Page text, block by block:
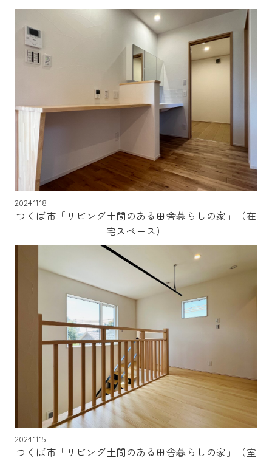
2024.11.18
つくば市「リビング土間のある田舎暮らしの家」（在
宅スペース）
2024.11.15
つくば市「リビング土間のある田舎暮らしの家」（室